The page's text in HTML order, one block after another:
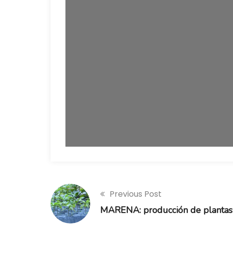
Previous Post
MARENA: producción de plantas